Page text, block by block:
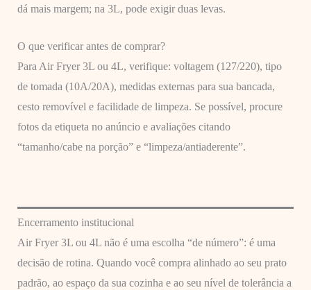
dá mais margem; na 3L, pode exigir duas levas.
O que verificar antes de comprar?
Para Air Fryer 3L ou 4L, verifique: voltagem (127/220), tipo
de tomada (10A/20A), medidas externas para sua bancada,
cesto removível e facilidade de limpeza. Se possível, procure
fotos da etiqueta no anúncio e avaliações citando
“tamanho/cabe na porção” e “limpeza/antiaderente”.
Encerramento institucional
Air Fryer 3L ou 4L não é uma escolha “de número”: é uma
decisão de rotina. Quando você compra alinhado ao seu prato
padrão, ao espaço da sua cozinha e ao seu nível de tolerância a